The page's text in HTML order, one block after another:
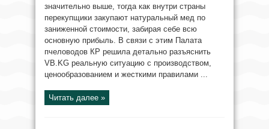
значительно выше, тогда как внутри страны
перекупщики закупают натуральный мед по
заниженной стоимости, забирая себе всю
основную прибыль. В связи с этим Палата
пчеловодов КР решила детально разъяснить
VB.KG реальную ситуацию с производством,
ценообразованием и жесткими правилами ...
Читать далее »